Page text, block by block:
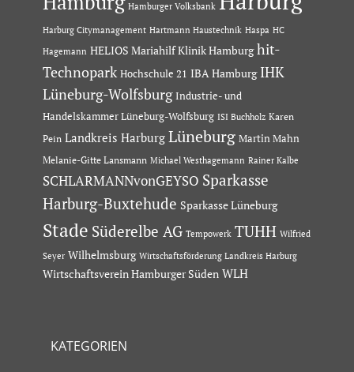
Hamburger Volksbank
Harburg Citymanagement Hartmann Haustechnik Haspa HC
Hagemann HELIOS Mariahilf Klinik Hamburg hit-
Technopark Hochschule 21 IBA Hamburg IHK
Lüneburg-Wolfsburg Industrie- und
Handelskammer Lüneburg-Wolfsburg ISI Buchholz Karen
Pein Landkreis Harburg Lüneburg Martin Mahn
Melanie-Gitte Lansmann Michael Westhagemann Rainer Kalbe
SCHLARMANNvonGEYSO Sparkasse
Harburg-Buxtehude Sparkasse Lüneburg
Stade Süderelbe AG Tempowerk TUHH Wilfried
Seyer Wilhelmsburg Wirtschaftsförderung Landkreis Harburg
Wirtschaftsverein Hamburger Süden WLH
KATEGORIEN